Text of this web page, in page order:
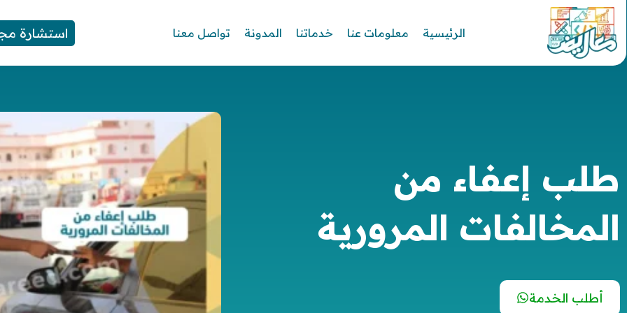
الرئيسية معلومات عنا خدماتنا المدونة تواصل معنا استشارة
طلب إعفاء من
المخالفات المرورية
أطلب الخدمة